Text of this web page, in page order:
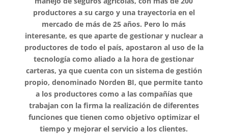
productores a su cargo y una trayectoria en el
mercado de más de 25 años. Pero lo más
interesante, es que aparte de gestionar y nuclear a
productores de todo el país, apostaron al uso de la
tecnología como aliado a la hora de gestionar
carteras, ya que cuenta con un sistema de gestión
propio, denominado Norden BI, que permite tanto
a los productores como a las compañías que
trabajan con la firma la realización de diferentes
funciones que tienen como objetivo optimizar el
tiempo y mejorar el servicio a los clientes.